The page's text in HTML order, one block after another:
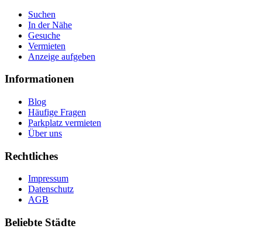
Suchen
In der Nähe
Gesuche
Vermieten
Anzeige aufgeben
Informationen
Blog
Häufige Fragen
Parkplatz vermieten
Über uns
Rechtliches
Impressum
Datenschutz
AGB
Beliebte Städte